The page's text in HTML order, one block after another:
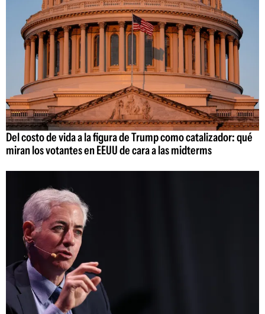
Del costo de vida a la figura de Trump como catalizador: qué
miran los votantes en EEUU de cara a las midterms